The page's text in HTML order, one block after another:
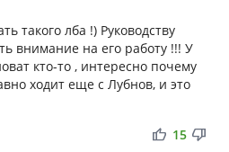
такого лба !) Руководству
внимание на его работу !!! У
кто-то , интересно почему
ходит еще с Лубнов, и это
thumb_up thumb_down
15